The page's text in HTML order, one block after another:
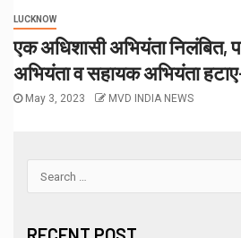
LUCKNOW
एक अधिशासी अभियंता निलंबित,
अभियंता व सहायक अभियंता
May 3, 2023 MVD INDIA NEWS